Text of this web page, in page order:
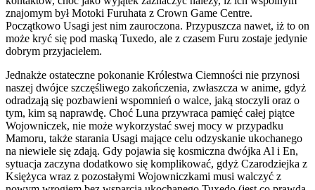
znajomym był Motoki Furuhata z Crown Game Centre.
Początkowo Usagi jest nim zauroczona. Przypuszcza nawet, iż to on
może kryć się pod maską Tuxedo, ale z czasem Furu zostaje jedynie
dobrym przyjacielem.
Jednakże ostateczne pokonanie Królestwa Ciemności nie przynosi
naszej dwójce szczęśliwego zakończenia, zwłaszcza w anime, gdyż
odradzają się pozbawieni wspomnień o walce, jaką stoczyli oraz o
tym, kim są naprawdę. Choć Luna przywraca pamięć całej piątce
Wojowniczek, nie może wykorzystać swej mocy w przypadku
Mamoru, także starania Usagi mające celu odzyskanie ukochanego
na niewiele się zdają. Gdy pojawia się kosmiczna dwójka Al i En,
sytuacja zaczyna dodatkowo się komplikować, gdyż Czarodziejka z
Księżyca wraz z pozostałymi Wojowniczkami musi walczyć z